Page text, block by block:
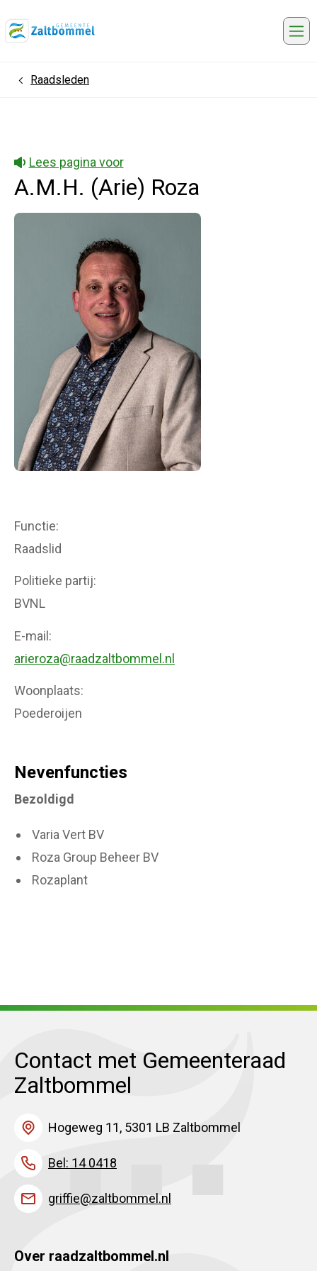
HomeRaadsleden
Lees pagina voor
A.M.H. (Arie) Roza
Functie
Raadslid
Politieke partij
BVNL
E-mail
arieroza@raadzaltbommel.nl
Woonplaats
Poederoijen
Nevenfuncties
Bezoldigd
Varia Vert BV
Roza Group Beheer BV
Rozaplant
Contact met Gemeenteraad
Zaltbommel
Hogeweg 11, 5301 LB Zaltbommel
Bel: 14 0418
griffie@zaltbommel.nl
Over raadzaltbommel.nl